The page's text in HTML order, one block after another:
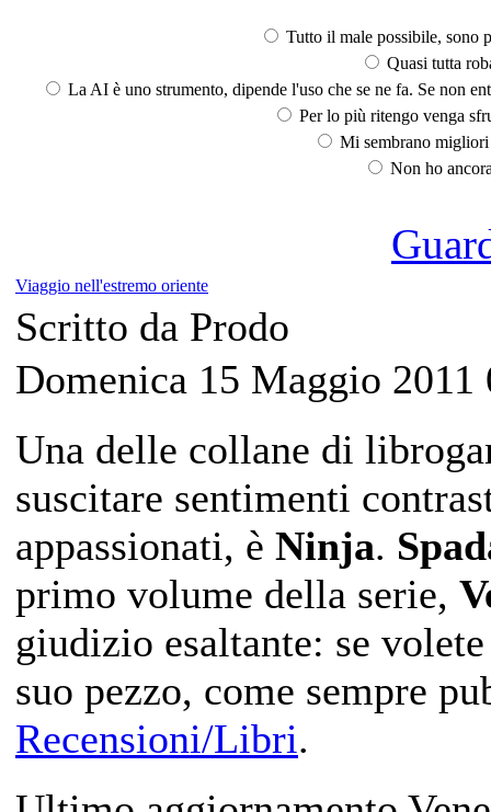
Tutto il male possibile, sono
Quasi tutta
La AI è uno strumento, dipende l'uso che se ne fa. Se non
Per lo più ritengo venga
Mi sembrano
Non ho
Viaggio nell'estremo oriente
Scritto da Prodo
Domenica 15 Maggio 2011
Una delle collane di
suscitare sentimenti
appassionati, è Ninja.
primo volume della serie,
giudizio esaltante: se
suo pezzo, come sempre
Recensioni/Libri.